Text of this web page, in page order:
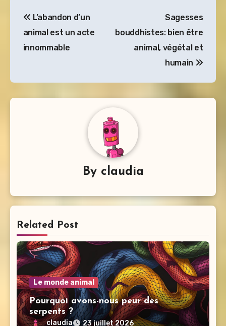
de
l’article
L’abandon d’un
animal est un acte
innommable
Sagesses
bouddhistes: bien être
animal, végétal et
humain
By claudia
Related Post
Le monde animal
Pourquoi avons-nous peur des
serpents ?
claudia 23 juillet 2026